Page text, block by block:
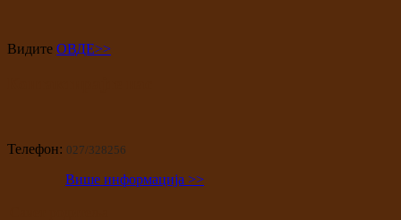
Видите ОВДЕ>>
Телефон: 027/328256
Више информација >>